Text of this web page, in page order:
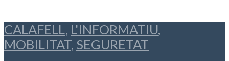
CALAFELL , L'INFORMATIU,
MOBILITAT, SEGURETAT